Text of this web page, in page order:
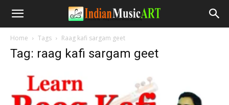
Home Tags Raag kafi sargam geet
Tag: raag kafi sargam geet